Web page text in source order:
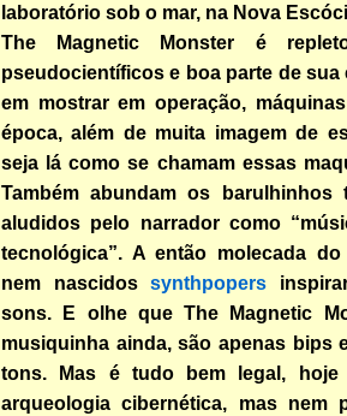
laboratório sob o mar, na Nova
The Magnetic Monster é
pseudocientíficos e boa parte de sua
em mostrar em operação,
época, além de muita imagem de
seja lá como se chamam essas
Também abundam os barulhinhos
aludidos pelo narrador como
tecnológica”. A então molecada
nem nascidos synthpopers
sons. E olhe que The Magnetic
musiquinha ainda, são apenas bips
tons. Mas é tudo bem legal, hoje
arqueologia cibernética, mas nem